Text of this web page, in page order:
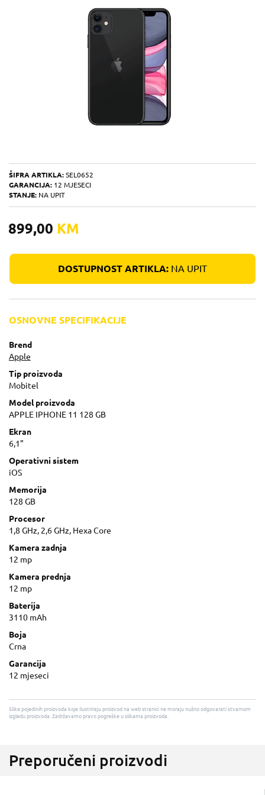
ŠIFRA ARTIKLA: SEL0652
GARANCIJA: 12 MJESECI
STANJE: NA UPIT
899,00 KM
DOSTUPNOST ARTIKLA: NA UPIT
OSNOVNE SPECIFIKACIJE
Brend
Apple
Tip proizvoda
Mobitel
Model proizvoda
APPLE IPHONE 11 128 GB
Ekran
6,1"
Operativni sistem
iOS
Memorija
128 GB
Procesor
1,8 GHz, 2,6 GHz, Hexa Core
Kamera zadnja
12 mp
Kamera prednja
12 mp
Baterija
3110 mAh
Boja
Crna
Garancija
12 mjeseci
Slike pojedinih proizvoda koje ilustriraju proizvod na web stranici ne moraju nužno odgovarati stvarnom
izgledu proizvoda. Zadržavamo pravo pogreške u slikama proizvoda.
Preporučeni proizvodi